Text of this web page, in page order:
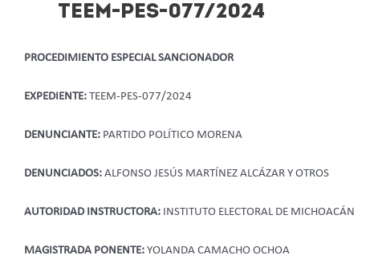
TEEM-PES-077/2024
PROCEDIMIENTO ESPECIAL SANCIONADOR
EXPEDIENTE: TEEM-PES-077/2024
DENUNCIANTE: PARTIDO POLÍTICO MORENA
DENUNCIADOS: ALFONSO JESÚS MARTÍNEZ ALCÁZAR Y OTROS
AUTORIDAD INSTRUCTORA: INSTITUTO ELECTORAL DE MICHOACÁN
MAGISTRADA PONENTE: YOLANDA CAMACHO OCHOA